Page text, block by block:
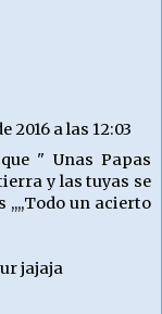
2016 a las 12:03
" Unas Papas
y las tuyas se
,,,,Todo un acierto
jajaja